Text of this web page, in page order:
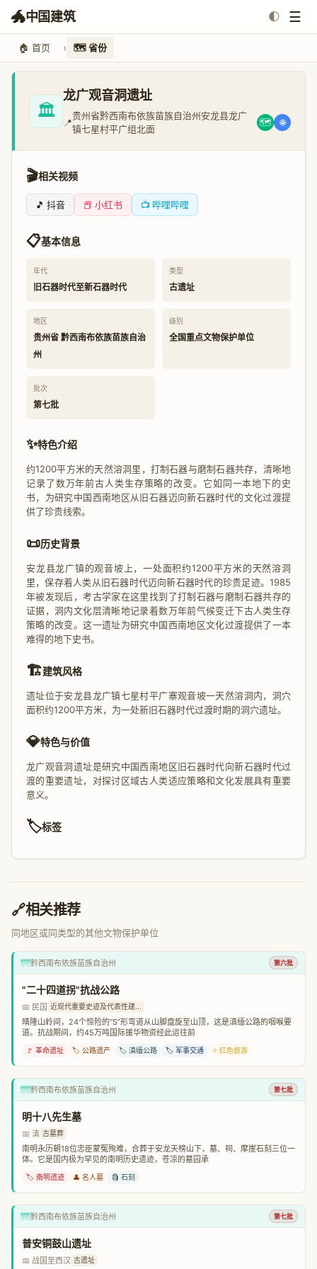
🐲中国建筑 🌓 ☰
🏠 首页 🗺️ 省份
🏛️
龙广观音洞遗址
📍
贵州省黔西南布依族苗族自治州安龙县龙广
镇七星村平广组北面
🗺️ 🌐
🎬相关视频
🎵 抖音 📕 小红书 📺 哔哩哔哩
📋基本信息
年代
旧石器时代至新石器时代
类型
古遗址
地区
贵州省 黔西南布依族苗族自治
州
级别
全国重点文物保护单位
批次
第七批
✨特色介绍
约1200平方米的天然溶洞里，打制石器与磨制石器共存，清晰地
记录了数万年前古人类生存策略的改变。它如同一本地下的史
书，为研究中国西南地区从旧石器迈向新石器时代的文化过渡提
供了珍贵线索。
📜历史背景
安龙县龙广镇的观音坡上，一处面积约1200平方米的天然溶洞
里，保存着人类从旧石器时代迈向新石器时代的珍贵足迹。1985
年被发现后，考古学家在这里找到了打制石器与磨制石器共存的
证据，洞内文化层清晰地记录着数万年前气候变迁下古人类生存
策略的改变。这一遗址为研究中国西南地区文化过渡提供了一本
难得的地下史书。
🏗️建筑风格
遗址位于安龙县龙广镇七星村平广寨观音坡一天然溶洞内，洞穴
面积约1200平方米，为一处新旧石器时代过渡时期的洞穴遗址。
💎特色与价值
龙广观音洞遗址是研究中国西南地区旧石器时代向新石器时代过
渡的重要遗址，对探讨区域古人类适应策略和文化发展具有重要
意义。
🏷️标签
🔗相关推荐
同地区或同类型的其他文物保护单位
🌁黔西南布依族苗族自治州 第六批
"二十四道拐"抗战公路
📅 民国 近现代重要史迹及代表性建...
晴隆山岭间，24个惊险的“S”形弯道从山脚盘旋至山顶，这是滇缅公路的咽喉要
道。抗战期间，约45万吨国际援华物资经此运往前
🚩 革命遗址 🏷️ 公路遗产 🏷️ 滇缅公路 🏷️ 军事交通 ⭐ 红色旅游
🌁黔西南布依族苗族自治州 第七批
明十八先生墓
📅 清 古墓葬
南明永历朝18位忠臣蒙冤殉难，合葬于安龙天榜山下，墓、祠、摩崖石刻三位一
体。它是国内极为罕见的南明历史遗迹，苍凉的墓园承
🏷️ 南明遗迹 👤 名人墓 🗿 石刻
🌁黔西南布依族苗族自治州 第七批
普安铜鼓山遗址
📅 战国至西汉 古遗址